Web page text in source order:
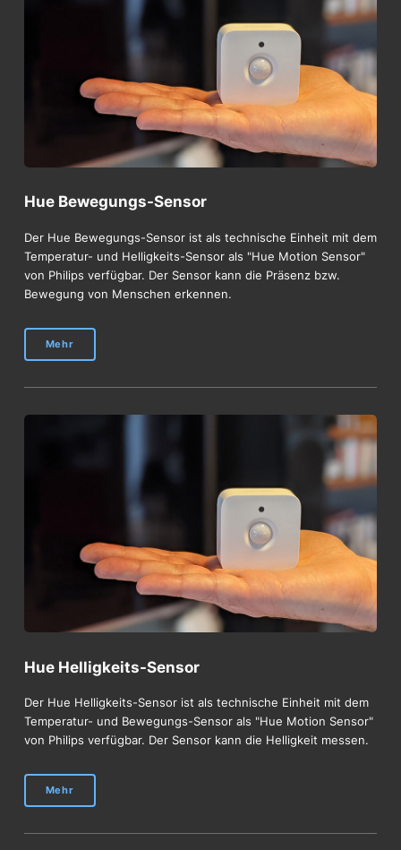
Hue Bewegungs-Sensor
Der Hue Bewegungs-Sensor ist als technische Einheit mit dem
Temperatur- und Helligkeits-Sensor als "Hue Motion Sensor"
von Philips verfügbar. Der Sensor kann die Präsenz bzw.
Bewegung von Menschen erkennen.
Mehr
Hue Helligkeits-Sensor
Der Hue Helligkeits-Sensor ist als technische Einheit mit dem
Temperatur- und Bewegungs-Sensor als "Hue Motion Sensor"
von Philips verfügbar. Der Sensor kann die Helligkeit messen.
Mehr